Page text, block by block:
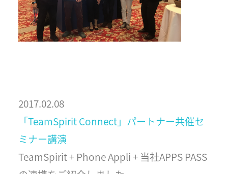
2017.02.08
「TeamSpirit Connect」パートナー共催セ
ミナー講演
TeamSpirit + Phone Appli + 当社APPS PASS